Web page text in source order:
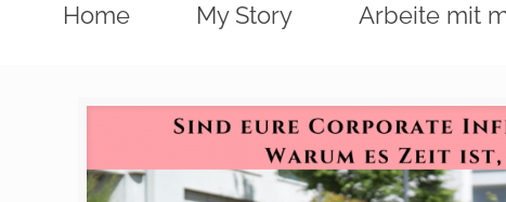
Home My Story Arbeite mit